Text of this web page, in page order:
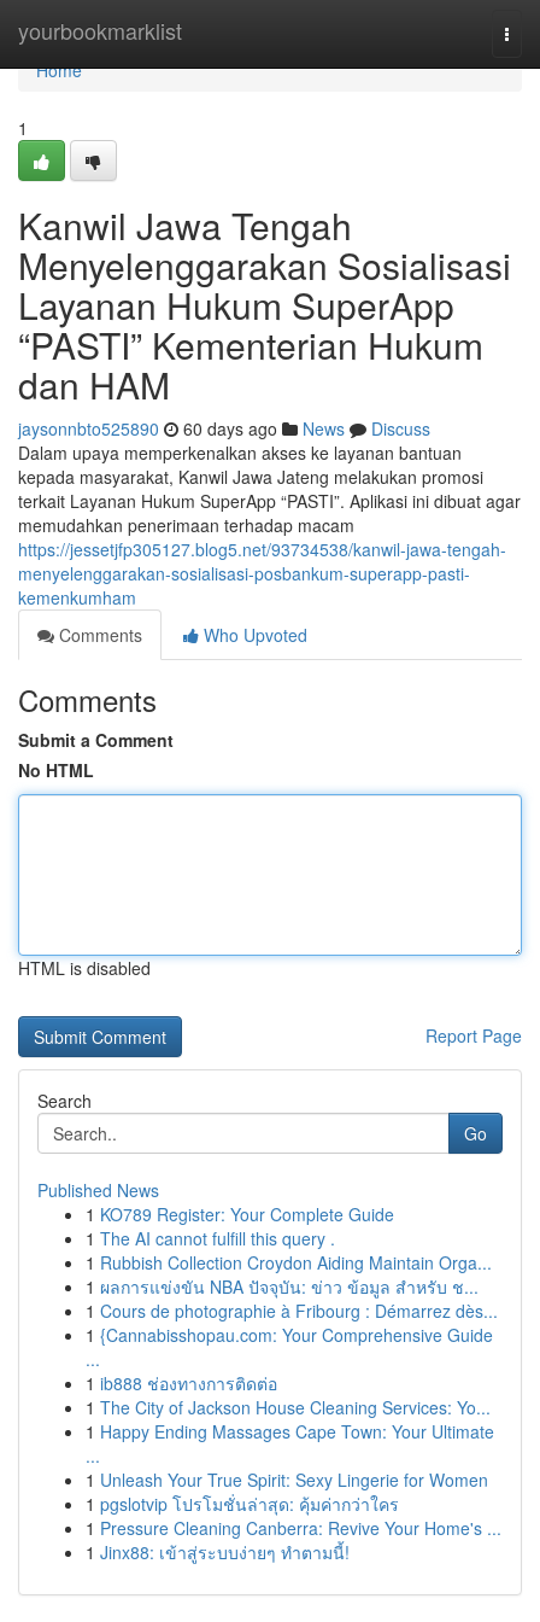
yourbookmarklist
Home
Home
1
Kanwil Jawa Tengah
Menyelenggarakan Sosialisasi
Layanan Hukum SuperApp
“PASTI” Kementerian Hukum
dan HAM
jaysonnbto525890 60 days ago News
Discuss
Dalam upaya memperkenalkan akses ke layanan bantuan
kepada masyarakat, Kanwil Jawa Jateng melakukan promosi
terkait Layanan Hukum SuperApp “PASTI”. Aplikasi ini dibuat agar
memudahkan penerimaan terhadap macam
https://jessetjfp305127.blog5.net/93734538/kanwil-jawa-tengah-
menyelenggarakan-sosialisasi-posbankum-superapp-pasti-
kemenkumham
Comments
Who Upvoted
Comments
Submit a Comment
No HTML
HTML is disabled
Report Page
Search
Go
Published News
1 KO789 Register: Your Complete Guide
1 The AI cannot fulfill this query .
1 Rubbish Collection Croydon Aiding Maintain Orga...
1 ผลการแข่งขัน NBA ปัจจุบัน: ข่าว ข้อมูล สำหรับ ช...
1 Cours de photographie à Fribourg : Démarrez dès...
1 {Cannabisshopau.com: Your Comprehensive Guide
...
1 ib888 ช่องทางการติดต่อ
1 The City of Jackson House Cleaning Services: Yo...
1 Happy Ending Massages Cape Town: Your Ultimate
...
1 Unleash Your True Spirit: Sexy Lingerie for Women
1 pgslotvip โปรโมชั่นล่าสุด: คุ้มค่ากว่าใคร
1 Pressure Cleaning Canberra: Revive Your Home's ...
1 Jinx88: เข้าสู่ระบบง่ายๆ ทำตามนี้!